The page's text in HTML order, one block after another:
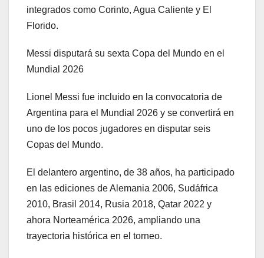
integrados como Corinto, Agua Caliente y El
Florido.
Messi disputará su sexta Copa del Mundo en el
Mundial 2026
Lionel Messi fue incluido en la convocatoria de
Argentina para el Mundial 2026 y se convertirá en
uno de los pocos jugadores en disputar seis
Copas del Mundo.
El delantero argentino, de 38 años, ha participado
en las ediciones de Alemania 2006, Sudáfrica
2010, Brasil 2014, Rusia 2018, Qatar 2022 y
ahora Norteamérica 2026, ampliando una
trayectoria histórica en el torneo.